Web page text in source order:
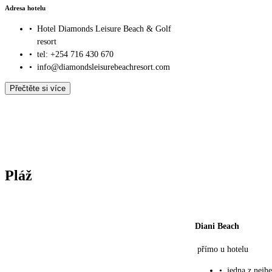
Adresa hotelu
• Hotel Diamonds Leisure Beach & Golf
resort
• tel: +254 716 430 670
• info@diamondsleisurebeachresort.com
Přečtěte si více
Pláž
Diani Beach
přímo u hotelu